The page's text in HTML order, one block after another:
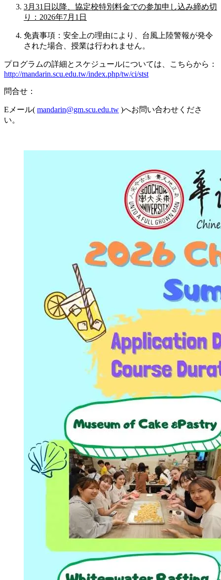
3月31日以降、協定校特別料金での参加申し込み締め切
り：2026年7月1日
免責事項：安全上の理由により、台風上陸警報が発令
された場合、授業は行われません。
プログラムの詳細とスケジュールについては、こちらから：
http://mandarin.scu.edu.tw/index.php/tw/ci/stst
問合せ：
Eメール( mandarin@gm.scu.edu.tw )へお問い合わせくださ
い。